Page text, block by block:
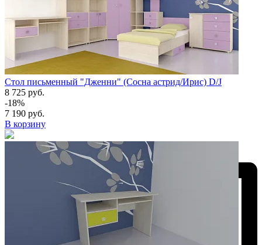
Стол письменный "Дженни" (Сосна астрид/Ирис) D/J
8 725 руб.
-18%
7 190 руб.
В корзину